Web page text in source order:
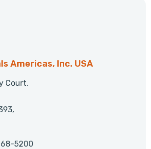
Americas, Inc. USA
Court,
5200